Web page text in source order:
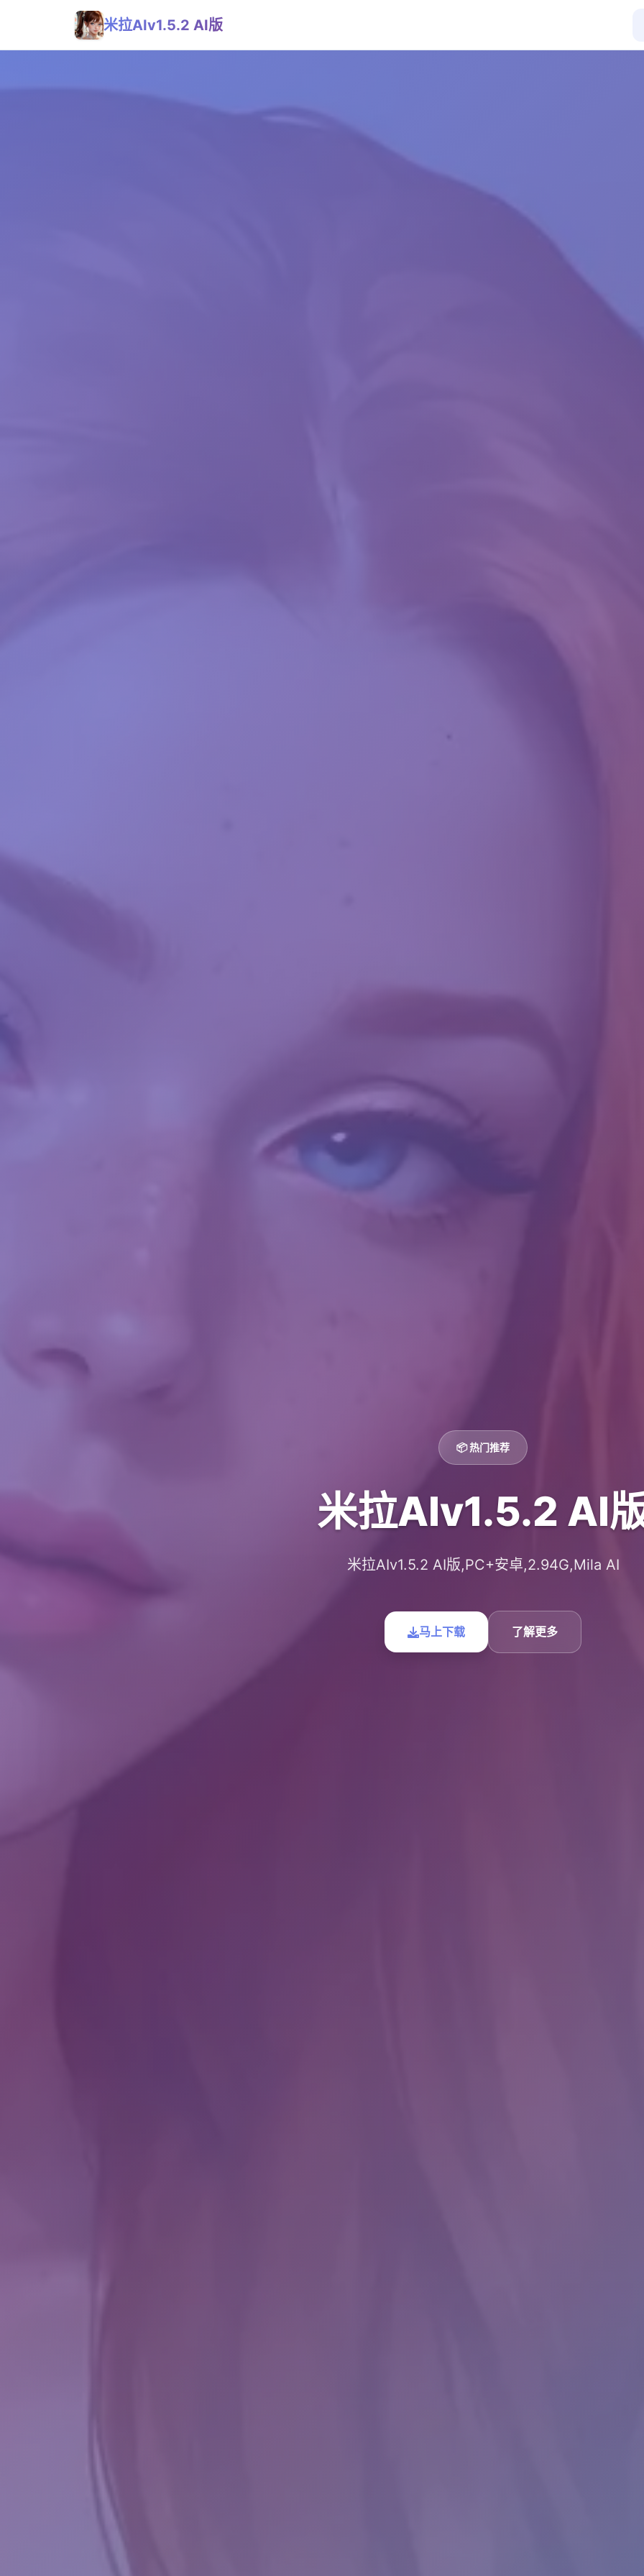
米拉AIv1.5.2 AI版
📦 热门推荐
米拉AIv1.5.2 AI
米拉AIv1.5.2 AI版,PC+安卓,2.94G,Mila AI
马上下载 了解更多